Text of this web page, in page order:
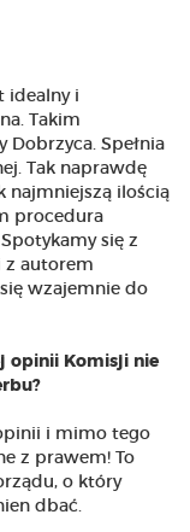
idealny i
Takim
Dobrzyca. Spełnia
Tak naprawdę
najmniejszą ilością
procedura
się z
z autorem
wzajemnie do
opinii Komisji nie
i mimo tego
z prawem! To
o który
dbać.